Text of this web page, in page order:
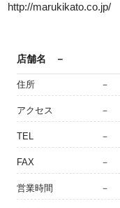
http://marukikato.co.jp/
店舗名 －
住所 －
アクセス －
TEL －
FAX －
営業時間 －